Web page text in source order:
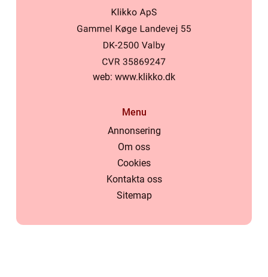
web: www.klikko.dk
Menu
Annonsering
Om oss
Cookies
Kontakta oss
Sitemap